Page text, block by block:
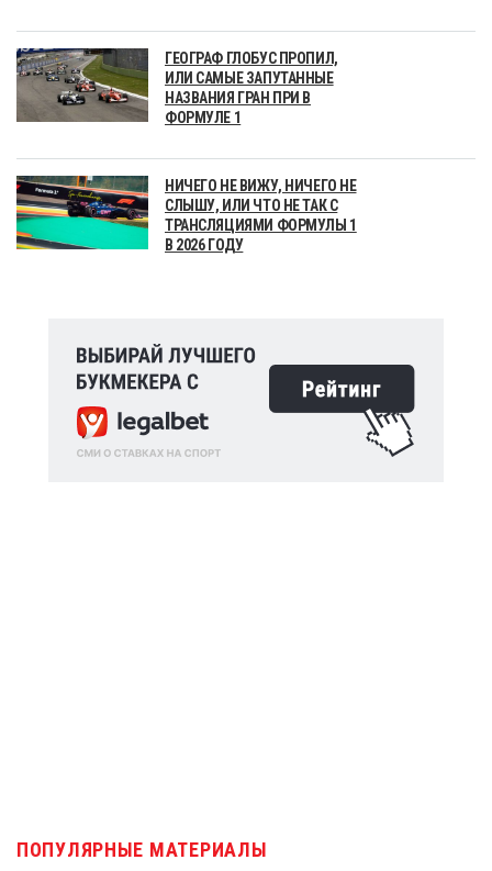
ГЕОГРАФ ГЛОБУС ПРОПИЛ,
ИЛИ САМЫЕ ЗАПУТАННЫЕ
НАЗВАНИЯ ГРАН ПРИ В
ФОРМУЛЕ 1
НИЧЕГО НЕ ВИЖУ, НИЧЕГО НЕ
СЛЫШУ, ИЛИ ЧТО НЕ ТАК С
ТРАНСЛЯЦИЯМИ ФОРМУЛЫ 1
В 2026 ГОДУ
ПОПУЛЯРНЫЕ МАТЕРИАЛЫ